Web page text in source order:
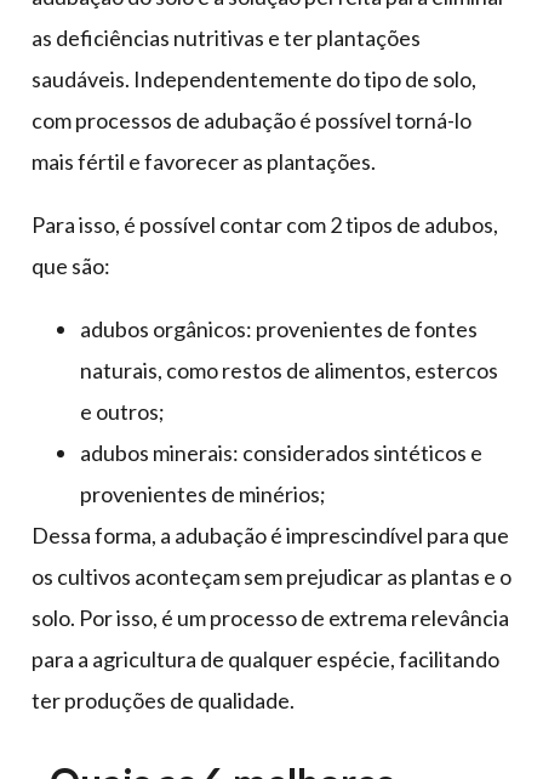
as deficiências nutritivas e ter plantações
saudáveis. Independentemente do tipo de solo,
com processos de adubação é possível torná-lo
mais fértil e favorecer as plantações.
Para isso, é possível contar com 2 tipos de adubos,
que são:
adubos orgânicos: provenientes de fontes
naturais, como restos de alimentos, estercos
e outros;
adubos minerais: considerados sintéticos e
provenientes de minérios;
Dessa forma, a adubação é imprescindível para que
os cultivos aconteçam sem prejudicar as plantas e o
solo. Por isso, é um processo de extrema relevância
para a agricultura de qualquer espécie, facilitando
ter produções de qualidade.